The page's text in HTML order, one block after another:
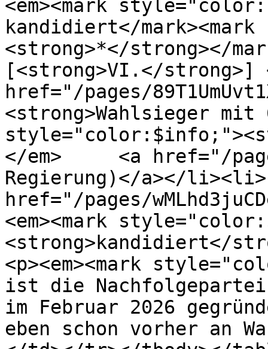
<em><mark
kandidiert</
<strong>*</strong></
[<strong>VI.</strong>]
href="/pages/
<strong>Wahlsieger mit
</em>     <a href="/
Regierung)</a></
href="/pages/
<em><mark
<strong>kandidiert</
<p><em><mark
ist die Nachfolgepartei
im Februar 2026
eben schon vorher an